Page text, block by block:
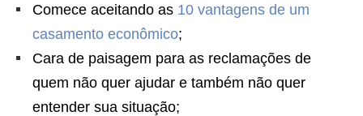
Comece aceitando as 10 vantagens de um
casamento econômico;
Cara de paisagem para as reclamações de
quem não quer ajudar e também não quer
entender sua situação;